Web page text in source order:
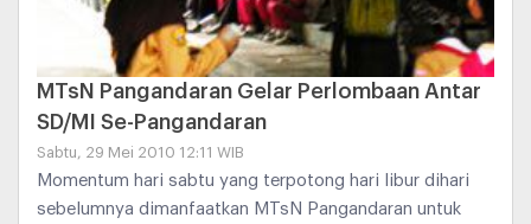
MTsN Pangandaran Gelar Perlombaan Antar
SD/MI Se-Pangandaran
Sabtu, 29 Mei 2010 12:11 WIB
Momentum hari sabtu yang terpotong hari libur dihari
sebelumnya dimanfaatkan MTsN Pangandaran untuk